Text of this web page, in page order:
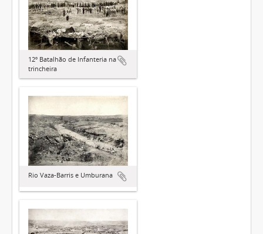
12º Batalhão de Infanteria na
trincheira
Rio Vaza-Barris e Umburana